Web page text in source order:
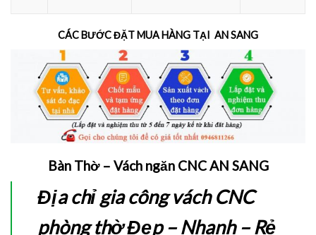
CÁC BƯỚC ĐẶT MUA HÀNG TẠI AN SANG
Bàn Thờ – Vách ngăn CNC AN SANG
Địa chỉ gia công vách CNC
phòng thờ Đẹp – Nhanh – Rẻ